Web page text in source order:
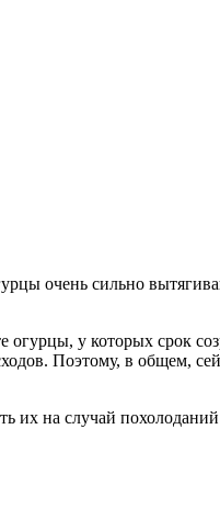
очень сильно
огурцы, у которых срок
Поэтому, в общем,
на случай